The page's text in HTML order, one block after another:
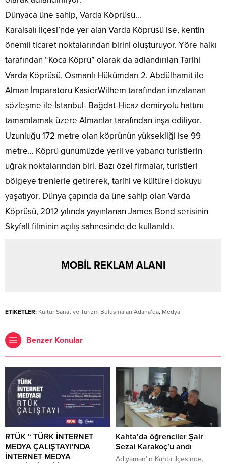
Dünyaca üne sahip, Varda Köprüsü…
Karaisalı İlçesi’nde yer alan Varda Köprüsü ise, kentin
önemli ticaret noktalarından birini oluşturuyor. Yöre halkı
tarafından “Koca Köprü” olarak da adlandırılan Tarihi
Varda Köprüsü, Osmanlı Hükümdarı 2. Abdülhamit ile
Alman İmparatoru KasierWilhem tarafından imzalanan
sözleşme ile İstanbul- Bağdat-Hicaz demiryolu hattını
tamamlamak üzere Almanlar tarafından inşa ediliyor.
Uzunluğu 172 metre olan köprünün yüksekliği ise 99
metre… Köprü günümüzde yerli ve yabancı turistlerin
uğrak noktalarından biri. Bazı özel firmalar, turistleri
bölgeye trenlerle getirerek, tarihi ve kültürel dokuyu
yaşatıyor. Dünya çapında da üne sahip olan Varda
Köprüsü, 2012 yılında yayınlanan James Bond serisinin
Skyfall filminin açılış sahnesinde de kullanıldı.
MOBİL REKLAM ALANI
ETİKETLER: Kültür Sanat ve Turizm Buluşmaları Adana’da, Medya
Benzer Konular
RTÜK “ TÜRK İNTERNET
MEDYA ÇALIŞTAYI’NDA
İNTERNET MEDYA
Kahta’da öğrenciler Şair
Sezai Karakoç’u andı
Adıyaman’ın Kahta ilçesinde,